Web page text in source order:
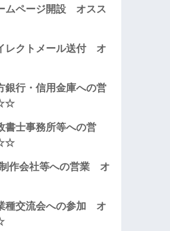
ページ開設 オスス
クトメール送付 オ
行・信用金庫への営
士事務所等への営
作会社等への営業 オ
交流会への参加 オ